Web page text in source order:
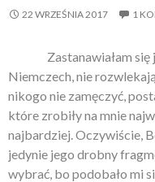
22 WRZEŚNIA 2017 1
Zastanawiałam się
Niemczech, nie
nikogo nie zamęczyć,
które zrobiły na mnie
najbardziej. Oczywiście,
jedynie jego drobny
wybrać, bo podobało mi